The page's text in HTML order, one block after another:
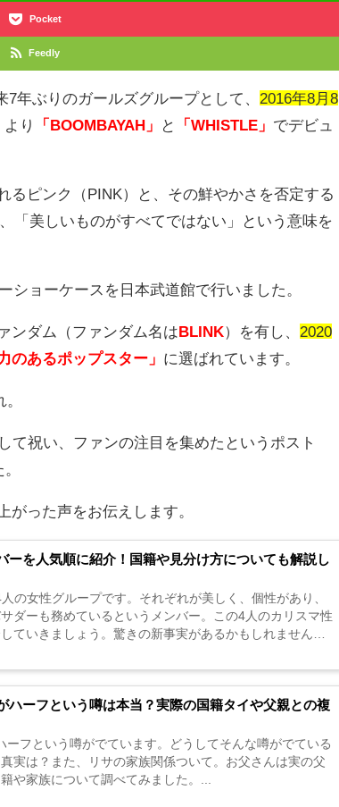
Pocket
Feedly
7年ぶりのガールズグループとして、 2016年8月8
より 「BOOMBAYAH」 と 「WHISTLE」 でデビュ
るピンク（PINK）と、その鮮やかさを否定する
「美しいものがすべてではない」という意味を
ショーケースを日本武道館で行いました。
ンダム（ファンダム名はBLINK）を有し、 2020
のあるポップスター」 に選ばれています。
て祝い、ファンの注目を集めたというポスト
がった声をお伝えします。
ーを人気順に紹介！国籍や見分け方についても解説し
の女性グループです。それぞれが美しく、個性があり、
ダーも務めているというメンバー。この4人のカリスマ性
ていきましょう。驚きの新事実があるかもしれません
ハーフという噂は本当？実際の国籍タイや父親との複
ーフという噂がでています。どうしてそんな噂がでている
実は？また、リサの家族関係ついて。お父さんは実の父
や家族について調べてみました。...